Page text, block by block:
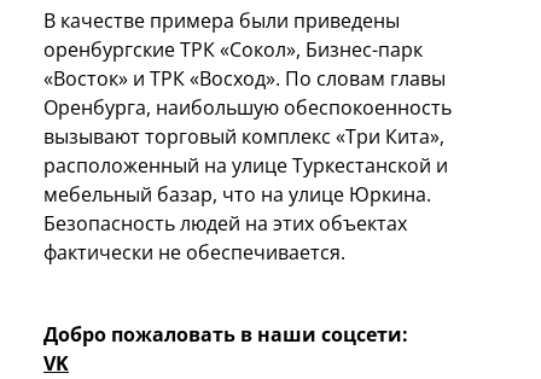
В качестве примера были приведены
оренбургские ТРК «Сокол», Бизнес-парк
«Восток» и ТРК «Восход». По словам главы
Оренбурга, наибольшую обеспокоенность
вызывают торговый комплекс «Три Кита»,
расположенный на улице Туркестанской и
мебельный базар, что на улице Юркина.
Безопасность людей на этих объектах
фактически не обеспечивается.
Добро пожаловать в наши соцсети:
VK